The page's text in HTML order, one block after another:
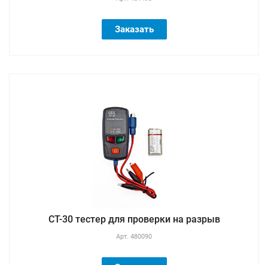
Заказать
CT-30 тестер для проверки на разрыв
Арт. 480090